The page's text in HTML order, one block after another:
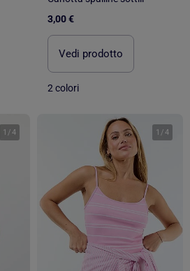
3,00 €
Vedi prodotto
2 colori
1 /4 1 /4